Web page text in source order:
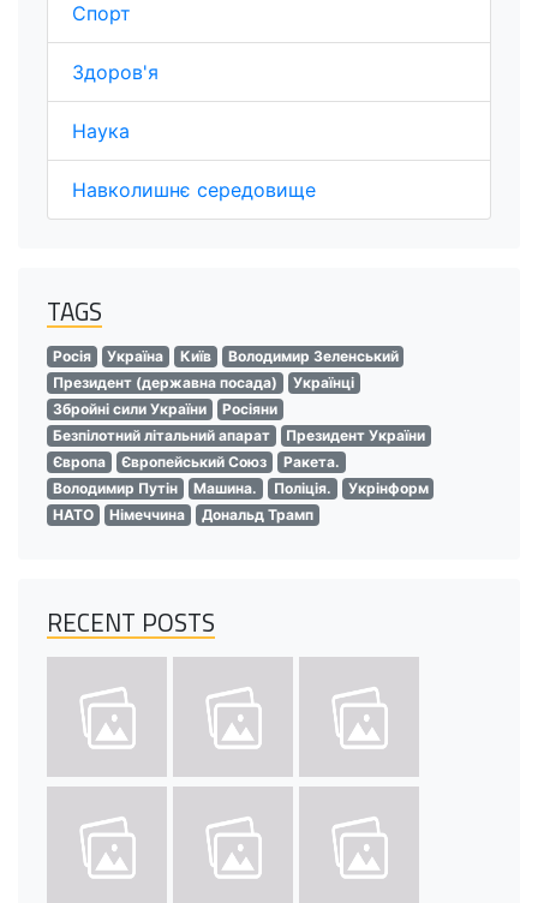
Спорт
Здоров'я
Наука
Навколишнє середовище
TAGS
Росія Україна Київ
Володимир Зеленський
Президент (державна посада)
Українці
Збройні сили України
Росіяни
Безпілотний літальний апарат
Президент України
Європа
Європейський Союз
Ракета.
Володимир Путін
Машина. Поліція.
Укрінформ
НАТО
Німеччина Дональд Трамп
RECENT POSTS